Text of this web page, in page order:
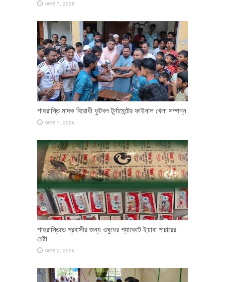
আগস্ট 7, 2026
শাহরাস্তি মাদক বিরোধী ফুটবল টুর্নামেন্টের ফাইনাল খেলা সম্পন্ন
আগস্ট 7, 2026
শাহরাস্তিতে প্রবাসীর জন্য ওষুধের প্যাকেটে ইয়াবা পাচারের
চেষ্টা
আগস্ট 2, 2026